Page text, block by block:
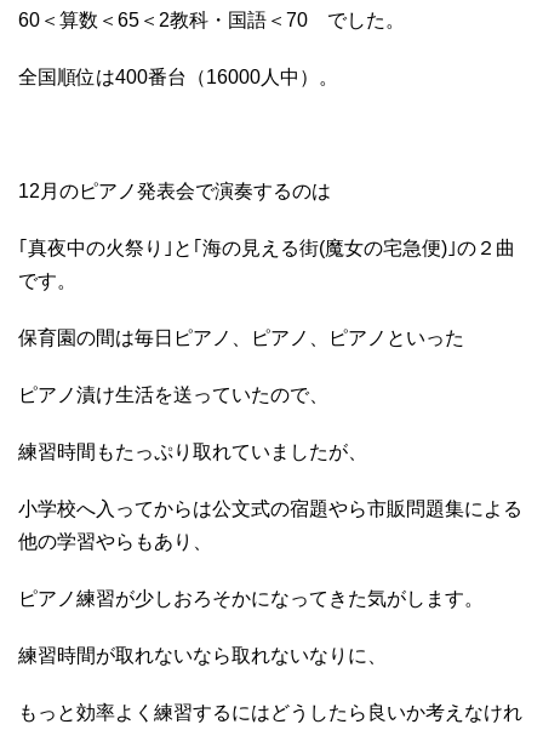
60＜算数＜65＜2教科・国語＜70 でした。
全国順位は400番台（16000人中）。
12月のピアノ発表会で演奏するのは
｢真夜中の火祭り｣と｢海の見える街(魔女の宅急便)｣の２曲
です。
保育園の間は毎日ピアノ、ピアノ、ピアノといった
ピアノ漬け生活を送っていたので、
練習時間もたっぷり取れていましたが、
小学校へ入ってからは公文式の宿題やら市販問題集による
他の学習やらもあり、
ピアノ練習が少しおろそかになってきた気がします。
練習時間が取れないなら取れないなりに、
もっと効率よく練習するにはどうしたら良いか考えなけれ